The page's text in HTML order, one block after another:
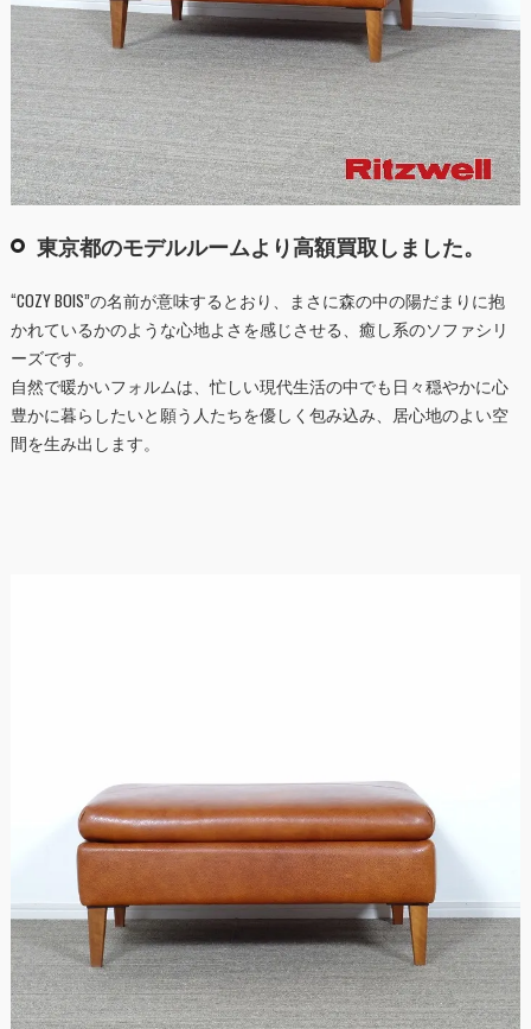
東京都のモデルルームより高額買取しました。
“COZY BOIS”の名前が意味するとおり、まさに森の中の陽だまりに抱
かれているかのような心地よさを感じさせる、癒し系のソファシリ
ーズです。
自然で暖かいフォルムは、忙しい現代生活の中でも日々穏やかに心
豊かに暮らしたいと願う人たちを優しく包み込み、居心地のよい空
間を生み出します。